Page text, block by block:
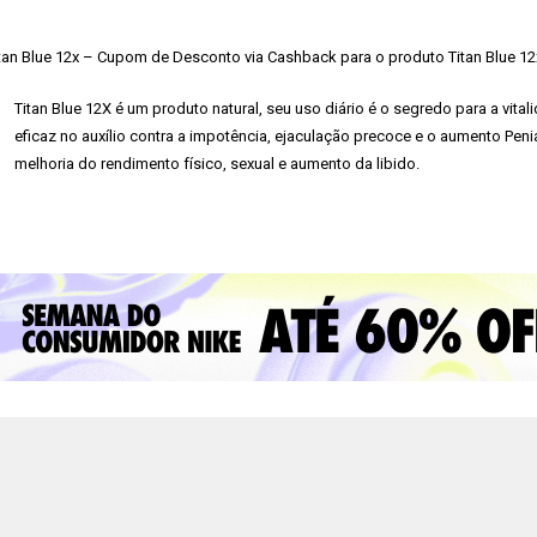
Blue 12x – Cupom de Desconto via Cashback para o produto Titan Blue
Titan Blue 12X é um produto natural, seu uso diário é o segredo para a
eficaz no auxílio contra a impotência, ejaculação precoce e o aumento
melhoria do rendimento físico, sexual e aumento da libido.